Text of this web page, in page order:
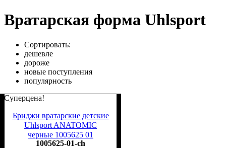
Вратарская форма Uhlsport
Сортировать:
дешевле
дороже
новые поступления
популярность
Суперцена!
Бриджи вратарские детские
Uhlsport ANATOMIC
черные 1005625 01
1005625-01-ch